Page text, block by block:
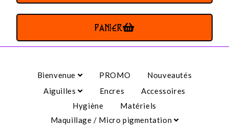
PANIER
Bienvenue PROMO
Nouveautés
Aiguilles
Encres
Accessoires
Hygiène
Matériels
Maquillage / Micro pigmentation